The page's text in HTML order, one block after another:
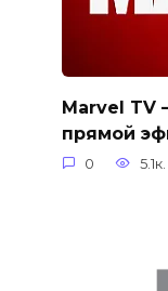
Marvel TV
прямой
0 5.1к.